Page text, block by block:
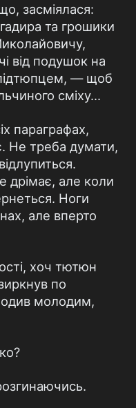
засміялася:
та грошики
від подушок на
підтюпцем, — щоб
сміху...
параграфах,
Не треба думати,
дрімає, але коли
Ноги
але вперто
хоч тютюн
по
молодим,